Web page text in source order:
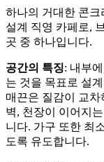
하나의 거대한 콘
설계 직영 카페로,
곳 중 하나입니다.
공간의 특징: 내부
는 것을 목표로 설
매끈은 질감이 교
벽, 천장이 이어지
니다. 가구 또한 최
도록 유도합니다.